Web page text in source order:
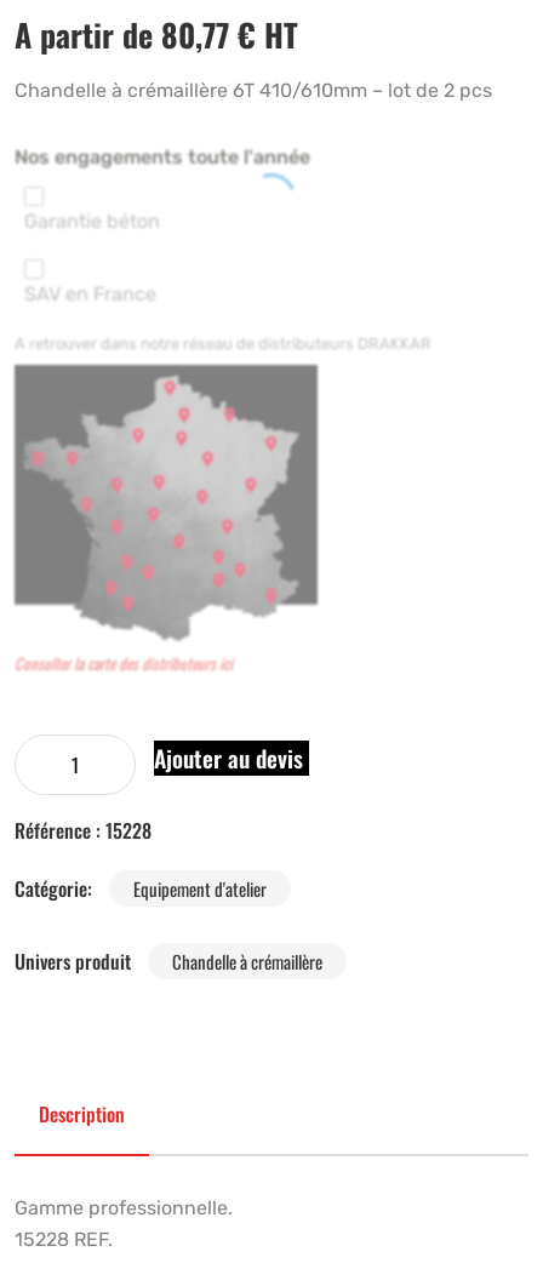
A partir de 80,77€ HT
Chandelle à crémaillère 6T 410/610mm – lot de 2 pcs
Nos engagements toute l'année
Garantie béton
SAV en France
A retrouver dans notre réseau de distributeurs DRAKKAR
Consulter la carte des distributeurs ici
Ajouter au devis
Référence : 15228
Catégorie:
Equipement d'atelier
Univers produit Chandelle à crémaillère
Description
Gamme professionnelle.
15228 REF.